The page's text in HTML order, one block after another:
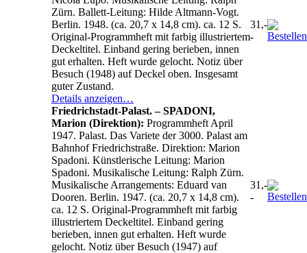
Zürn. Ballett-Leitung: Hilde Altmann-Vogt.
Berlin. 1948. (ca. 20,7 x 14,8 cm). ca. 12 S.
Original-Programmheft mit farbig illustriertem
Deckeltitel. Einband gering berieben, innen
gut erhalten. Heft wurde gelocht. Notiz über
Besuch (1948) auf Deckel oben. Insgesamt
guter Zustand.
Details anzeigen…
31,-
-
Friedrichstadt-Palast. – SPADONI,
Marion (Direktion): Programmheft April
1947. Palast. Das Variete der 3000. Palast am
Bahnhof Friedrichstraße. Direktion: Marion
Spadoni. Künstlerische Leitung: Marion
Spadoni. Musikalische Leitung: Ralph Zürn.
Musikalische Arrangements: Eduard van
Dooren. Berlin. 1947. (ca. 20,7 x 14,8 cm).
ca. 12 S. Original-Programmheft mit farbig
illustriertem Deckeltitel. Einband gering
berieben, innen gut erhalten. Heft wurde
gelocht. Notiz über Besuch (1947) auf
31,-
-